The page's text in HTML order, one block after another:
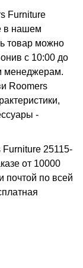
Furniture
в нашем
товар можно
с 10:00 до
менеджерам.
Roomers
-
25115-
от 10000
почтой по всей